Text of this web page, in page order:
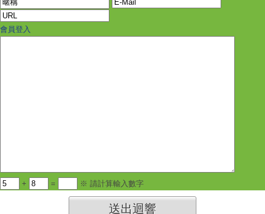
會員登入
+ = ※ 請計算輸入數字
送出迴響